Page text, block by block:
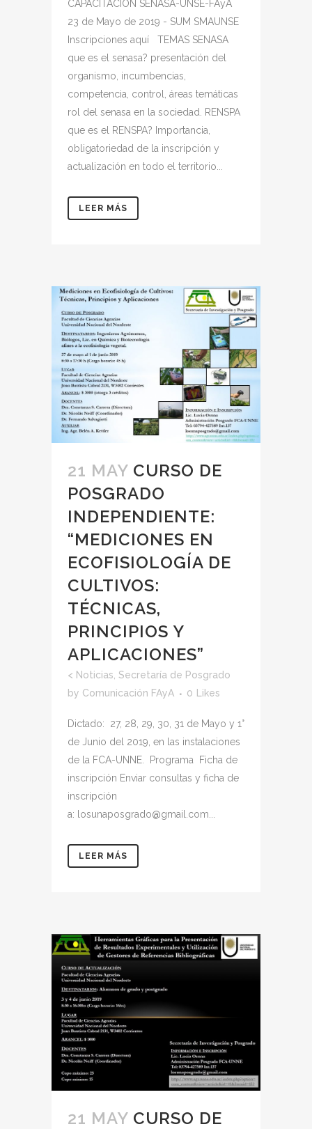
CAPACITACION SENASA-UNSE-FAyA
23 de Mayo de 2019 - SUM SMAUNSE
Inscripciones aquí TEMAS SENASA
que es el senasa? presentación del
organismo, incumbencias,
competencia, control, áreas temáticas
rol del senasa en la sociedad. RENSPA
que es el RENSPA? Importancia,
obligatoriedad de la inscripción y
actualización en todo el territorio...
LEER MÁS
21 MAY CURSO DE
POSGRADO
INDEPENDIENTE:
“MEDICIONES EN
ECOFISIOLOGÍA DE
CULTIVOS:
TÉCNICAS,
PRINCIPIOS Y
APLICACIONES”
< Noticias Secretaría de Posgrado
by Comunicación FAyA 0 Likes
Dictado: 27, 28, 29, 30, 31 de Mayo y 1°
de Junio del 2019, en las instalaciones
de la FCA-UNNE. Programa Ficha de
inscripción Enviar consultas y ficha de
inscripción
a: losunaposgrado@gmail.com...
LEER MÁS
21 MAY CURSO DE